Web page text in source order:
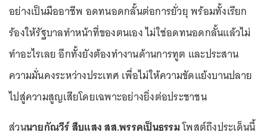
อย่างเป็นมืออาชีพ อดทนอดกลั้นต่อการยั่วยุ พร้อมทั้งเรียก
ร้องให้รัฐบาลทำหน้าที่ของตนเอง ไม่ใช่อดทนอดกลั้นแล้วไม่
ทำอะไรเลย อีกทั้งยังต้องทำงานด้านการทูต และประสาน
ความมั่นคงระหว่างประเทศ เพื่อไม่ให้ความขัดแย้งบานปลาย
ไปสู่ความสูญเสียโดยเฉพาะอย่างยิ่งต่อประชาชน
ส่วนนายกัณวีร์ สืบแสง สส.พรรคเป็นธรรมโพสต์ถึงประเด็นนี้